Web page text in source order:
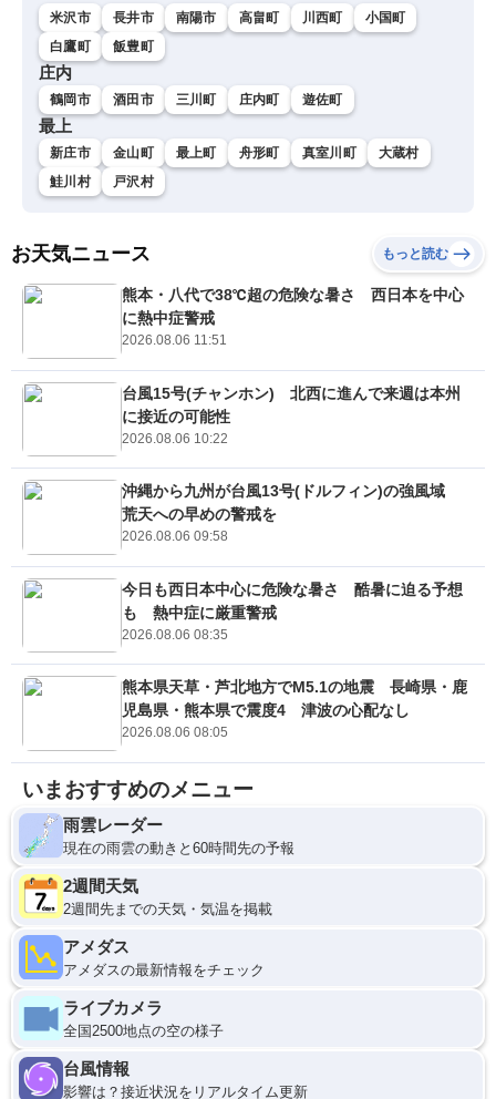
米沢市 長井市 南陽市 高畠町 川西町
小国町
白鷹町
飯豊町
庄内
鶴岡市 酒田市 三川町 庄内町 遊佐町
最上
新庄市 金山町 最上町 舟形町 真室川町
大蔵村
鮭川村
戸沢村
お天気ニュース もっと読む
熊本・八代で38℃超の危険な暑さ 西日本を中心
に熱中症警戒
2026.08.06 11:51
台風15号(チャンホン) 北西に進んで来週は本州
に接近の可能性
2026.08.06 10:22
沖縄から九州が台風13号(ドルフィン)の強風域
荒天への早めの警戒を
2026.08.06 09:58
今日も西日本中心に危険な暑さ 酷暑に迫る予想
も 熱中症に厳重警戒
2026.08.06 08:35
熊本県天草・芦北地方でM5.1の地震 長崎県・鹿
児島県・熊本県で震度4 津波の心配なし
2026.08.06 08:05
いまおすすめのメニュー
雨雲レーダー
現在の雨雲の動きと60時間先の予報
2週間天気
2週間先までの天気・気温を掲載
アメダス
アメダスの最新情報をチェック
ライブカメラ
全国2500地点の空の様子
台風情報
影響は？接近状況をリアルタイム更新